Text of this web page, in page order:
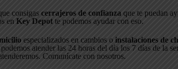
consigas cerrajeros de confianza que te puedan
en Key Depot te podemos ayudar con eso.
especializados en cambios o instalaciones de
atender las 24 horas del día los 7 días de la
Comunícate con nosotros.